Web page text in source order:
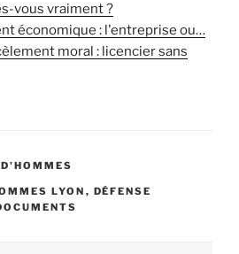
vous vraiment ?
économique : l'entreprise ou…
moral : licencier sans
LYON , DÉFENSE